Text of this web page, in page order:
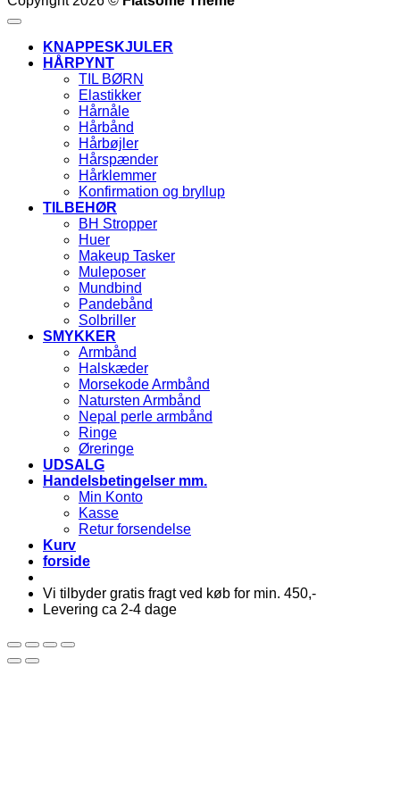
KNAPPESKJULER
HÅRPYNT
TIL BØRN
Elastikker
Hårnåle
Hårbånd
Hårbøjler
Hårspænder
Hårklemmer
Konfirmation og bryllup
TILBEHØR
BH Stropper
Huer
Makeup Tasker
Muleposer
Mundbind
Pandebånd
Solbriller
SMYKKER
Armbånd
Halskæder
Morsekode Armbånd
Natursten Armbånd
Nepal perle armbånd
Ringe
Øreringe
UDSALG
Handelsbetingelser mm.
Min Konto
Kasse
Retur forsendelse
Kurv
forside
Vi tilbyder gratis fragt ved køb for min. 450,-
Levering ca 2-4 dage